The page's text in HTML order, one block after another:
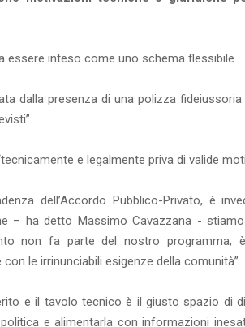
essere inteso come uno schema flessibile.
dalla presenza di una polizza fideiussoria
e legalmente priva di valide
dell’Accordo Pubblico-Privato, è
– ha detto Massimo Cavazzana -
non fa parte del nostro programma;
le irrinunciabili esigenze della comunità”.
e il tavolo tecnico è il giusto spazio di
e alimentarla con informazioni